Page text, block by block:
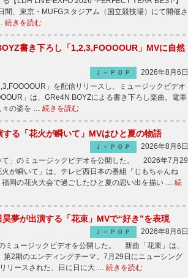
、東京・MUFGスタジアム（国立競技場）にて開催さ
続きを読む
書き下ろし「1,2,3,FOOOOUR」MVに自然
Ｊ－ＰＯＰ
2026年8月6日
」を配信リリースし、ミュージックビデオ
」は、GRe4N BOYZによる書き下ろし楽曲。電車
々の姿を … 続きを読む
る「花火が瞬いて」MVはひと夏の物語
Ｊ－ＰＯＰ
2026年8月6日
」のミュージックビデオを公開した。 2026年7月29
が瞬いて」は、テレビ西日本の番組『じもちゃんね
岡の花火大会で過ごしたひと夏の思い出を描い … 続
夢が出演する「花束」MVで“好き”を表現
Ｊ－ＰＯＰ
2026年8月6日
ミュージックビデオを公開した。 新曲「花束」は、
第2期のエンディングテーマ。7月29日にニューシング
リースされた、日に日に大 … 続きを読む